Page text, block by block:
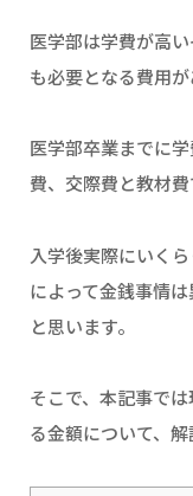
医学部は学費が高
も必要となる費用が
医学部卒業までに
費、交際費と教材費
入学後実際にいく
によって金銭事情
と思います。
そこで、本記事で
る金額について、解